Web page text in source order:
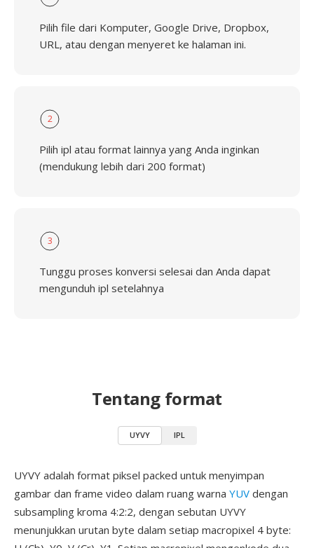
Pilih file dari Komputer, Google Drive, Dropbox,
URL, atau dengan menyeret ke halaman ini.
2
Pilih ipl atau format lainnya yang Anda inginkan
(mendukung lebih dari 200 format)
3
Tunggu proses konversi selesai dan Anda dapat
mengunduh ipl setelahnya
Tentang format
UYVY IPL
UYVY adalah format piksel packed untuk menyimpan
gambar dan frame video dalam ruang warna YUV dengan
subsampling kroma 4:2:2, dengan sebutan UYVY
menunjukkan urutan byte dalam setiap macropixel 4 byte: